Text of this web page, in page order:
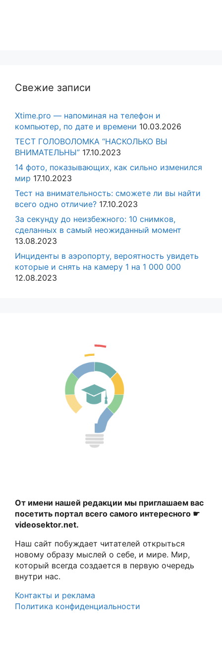
Свежие записи
Xtime.pro — напоминая на телефон и
компьютер, по дате и времени 10.03.2026
ТЕСТ ГОЛОВОЛОМКА “НАСКОЛЬКО ВЫ
ВНИМАТЕЛЬНЫ” 17.10.2023
14 фото, показывающих, как сильно изменился
мир 17.10.2023
Тест на внимательность: сможете ли вы найти
всего одно отличие? 17.10.2023
За секунду до неизбежного: 10 снимков,
сделанных в самый неожиданный момент
13.08.2023
Инциденты в аэропорту, вероятность увидеть
которые и снять на камеру 1 на 1 000 000
12.08.2023
От имени нашей редакции мы приглашаем вас
посетить портал всего самого интересного ☛
videosektor.net.
Наш сайт побуждает читателей открыться
новому образу мыслей о себе, и мире. Мир,
который всегда создается в первую очередь
внутри нас.
Контакты и реклама
Политика конфиденциальности